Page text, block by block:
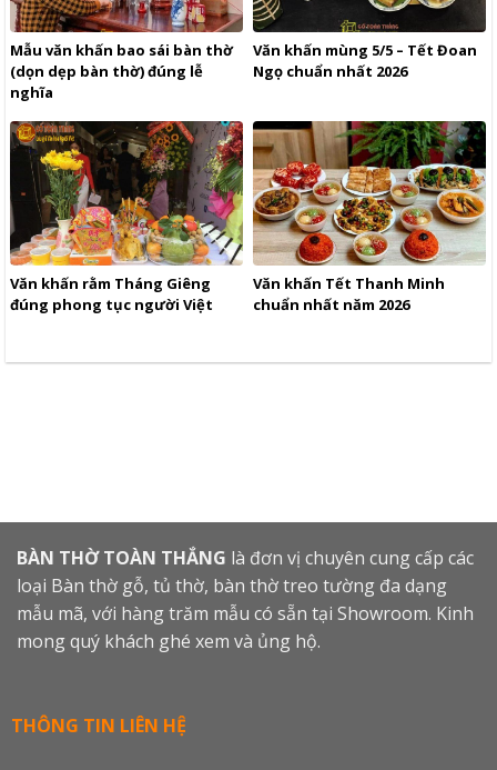
Mẫu văn khấn bao sái bàn thờ
(dọn dẹp bàn thờ) đúng lễ
nghĩa
Văn khấn mùng 5/5 – Tết Đoan
Ngọ chuẩn nhất 2026
Văn khấn rằm Tháng Giêng
đúng phong tục người Việt
Văn khấn Tết Thanh Minh
chuẩn nhất năm 2026
BÀN THỜ TOÀN THẮNG là đơn vị chuyên cung cấp các
loại Bàn thờ gỗ, tủ thờ, bàn thờ treo tường đa dạng
mẫu mã, với hàng trăm mẫu có sẵn tại Showroom. Kinh
mong quý khách ghé xem và ủng hộ.
THÔNG TIN LIÊN HỆ